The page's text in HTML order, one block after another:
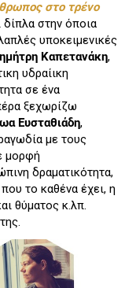
στο τρένο
στην όποια
υποκειμενικές
Καπετανάκη,
υδραίικη
σε ένα
ξεχωρίζω
Ευσταθιάδη,
με τους
μορφή
δραματικότητα,
το καθένα έχει, η
θύματος κ.λπ.